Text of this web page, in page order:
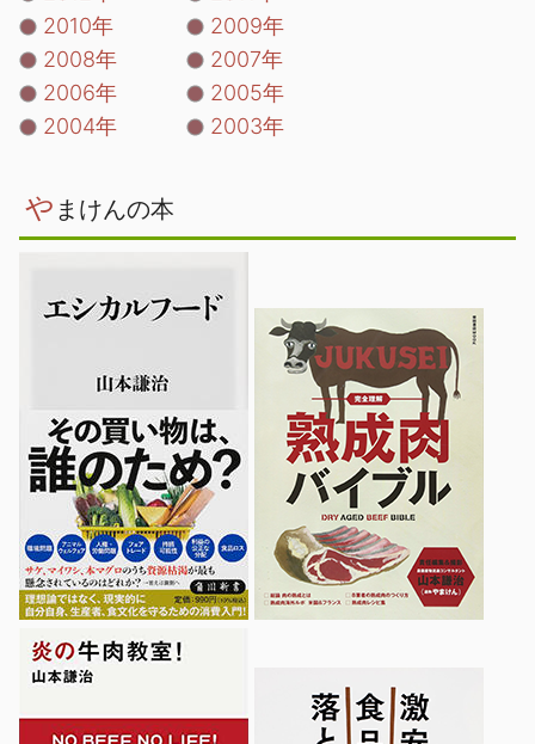
2010年
2009年
2008年
2007年
2006年
2005年
2004年
2003年
や まけんの本